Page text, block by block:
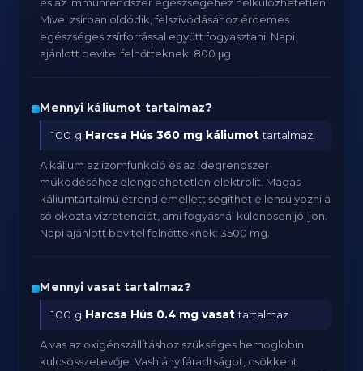
Mivel zsírban oldódik, felszívódásához érdemes
egészséges zsírforrással együtt fogyasztani. Napi
ajánlott bevitel felnőtteknek: 800 μg.
Mennyi káliumot tartalmaz?
100 g Harcsa Hús 360 mg káliumottartalmaz.
A kálium az izomfunkció és az idegrendszer
működéséhez elengedhetetlen elektrolit. Magas
káliumtartalmú étrend emellett segíthet ellensúlyozni a
só okozta vízretenciót, ami fogyásnál különösen jól jön.
Napi ajánlott bevitel felnőtteknek: 3500 mg.
Mennyi vasat tartalmaz?
100 g Harcsa Hús 0.4 mg vasattartalmaz.
A vas az oxigénszállításhoz szükséges hemoglobin
kulcsösszetevője. Vashiány fáradtságot, csökkent